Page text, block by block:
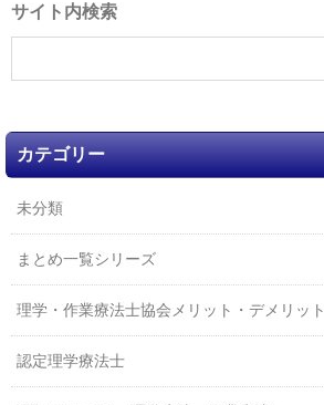
サイト内検索
カテゴリー
未分類
まとめ一覧シリーズ
理学・作業療法士協会メリット・デメリット
認定理学療法士